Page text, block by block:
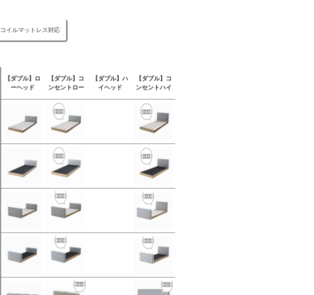
コイルマットレス対応
【ダブル】ロ
ーヘッド
【ダブル】コ
ンセントロー
【ダブル】ハ
イヘッド
【ダブル】コ
ンセントハイ